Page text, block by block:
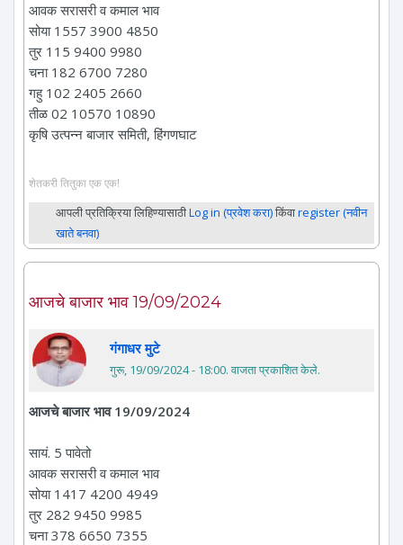
आवक सरासरी व कमाल भाव
सोया 1557 3900 4850
तुर 115 9400 9980
चना 182 6700 7280
गहु 102 2405 2660
तीळ 02 10570 10890
कृषि उत्पन्न बाजार समिती, हिंगणघाट
शेतकरी तितुका एक एक!
आपली प्रतिक्रिया लिहिण्यासाठीLog in (प्रवेश करा)किंवाregister (नवीन
खाते बनवा)
आजचे बाजार भाव 19/09/2024
गंगाधर मुटे
गुरू, 19/09/2024 - 18:00. वाजता प्रकाशित केले.
आजचे बाजार भाव 19/09/2024
सायं. 5 पावेतो
आवक सरासरी व कमाल भाव
सोया 1417 4200 4949
तुर 282 9450 9985
चना 378 6650 7355